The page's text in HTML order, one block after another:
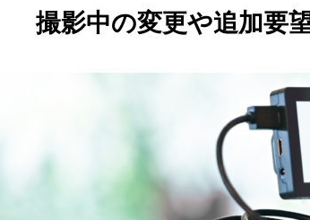
撮影中の変更や追加要